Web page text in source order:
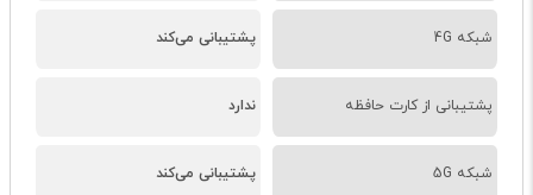
شبکه 4G پشتیبانی می‌کند
پشتیبانی از کارت حافظه ندارد
شبکه 5G پشتیبانی می‌کند